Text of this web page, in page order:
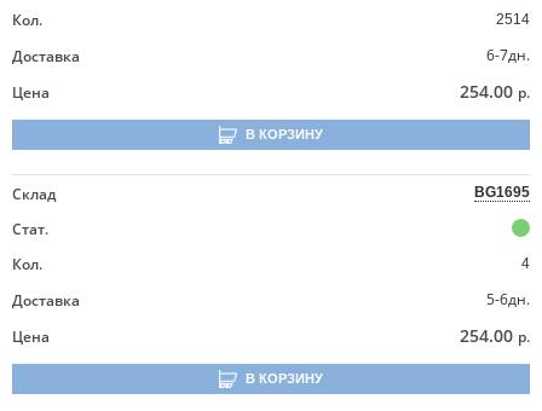
Кол.
2514
Доставка
6-7дн.
Цена
254.00 р.
В КОРЗИНУ
Склад BG1695
Стат.
Кол.
4
Доставка
5-6дн.
Цена
254.00 р.
В КОРЗИНУ